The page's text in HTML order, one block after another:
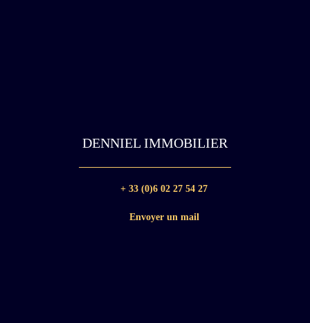
DENNIEL IMMOBILIER
+ 33 (0)6 02 27 54 27
Envoyer un mail